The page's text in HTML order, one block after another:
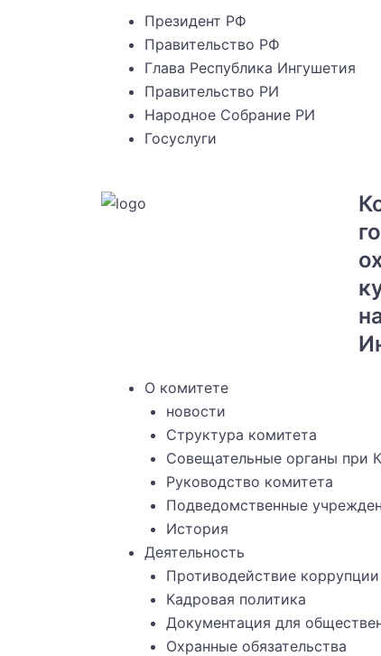
Президент РФ
Правительство РФ
Глава Республика Ингушетия
Правительство РИ
Народное Собрание РИ
Госуслуги
О комитете
новости
Структура комитета
Совещательные органы при
Руководство комитета
Подведомственные
История
Деятельность
Противодействие коррупции
Кадровая политика
Документация для
Охранные обязательства
Menu